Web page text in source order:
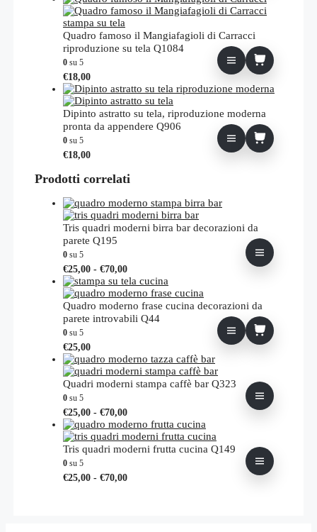
Quadro famoso il Mangiafagioli di Carracci
riproduzione su tela Q1084
0 su 5
€18,00
Dipinto astratto su tela, riproduzione moderna
pronta da appendere Q906
0 su 5
€18,00
Prodotti correlati
Tris quadri moderni birra bar decorazioni da
parete Q195
0 su 5
€25,00 - €70,00Fascia
di
prezzo:
€25,00
a
Questo
prodotto
ha
più
varianti.
essere
scelte
nella
del
prodotto
Quadro moderno frase cucina decorazioni da
parete introvabili Q44
0 su 5
€25,00
Quadri moderni stampa caffè bar Q323
0 su 5
€25,00 - €70,00Fascia
di
prezzo:
da
€70,00
Questo
prodotto
ha
più
Tris quadri moderni frutta cucina Q149
0 su 5
€25,00 - €70,00Fascia
Questo